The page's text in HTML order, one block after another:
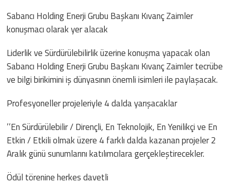
Sabancı Holding Enerji Grubu Başkanı Kıvanç Zaimler
konuşmacı olarak yer alacak
Liderlik ve Sürdürülebilirlik üzerine konuşma yapacak olan
Sabancı Holding Enerji Grubu Başkanı Kıvanç Zaimler tecrübe
ve bilgi birikimini iş dünyasının önemli isimleri ile paylaşacak.
Profesyoneller projeleriyle 4 dalda yarışacaklar
’’En Sürdürülebilir / Dirençli, En Teknolojik, En Yenilikçi ve En
Etkin / Etkili olmak üzere 4 farklı dalda kazanan projeler 2
Aralık günü sunumlarını katılımcılara gerçekleştirecekler.
Ödül törenine herkes davetli